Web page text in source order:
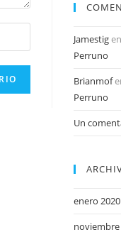
Jamestigen
Perruno
Brianmof
Perruno
Un
enero 2020
noviembre